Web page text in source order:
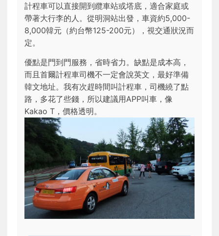
計程車可以直接開到纜車站或塔底，適合家庭或
帶著大行李的人。從明洞站出發，車資約5,000-
8,000韓元（約台幣125-200元），視交通狀況而
定。
優點是門到門服務，省時省力。缺點是成本高，
而且首爾計程車司機不一定會說英文，最好準備
韓文地址。我有次趕時間叫計程車，司機繞了點
路，多花了些錢，所以建議用APP叫車，像
Kakao T，價格透明。